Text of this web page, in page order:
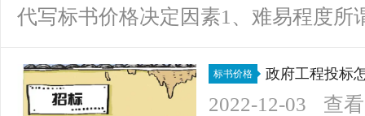
代写标书价格决定因素1、难易程度所
标书价格 政府工程投标
2022-12-03
查